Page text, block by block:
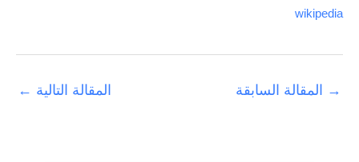
wikipedia
→ المقالة السابقة المقالة التالية ←